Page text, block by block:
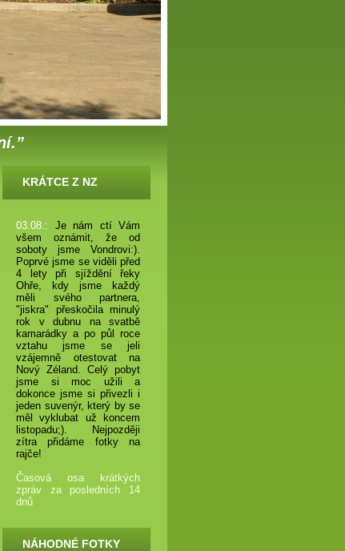
KRÁTCE Z NZ
03.08.: Je nám ctí Vám
všem oznámit, že od
soboty jsme Vondrovi:).
Poprvé jsme se viděli před
4 lety při sjíždění řeky
Ohře, kdy jsme každý
měli svého partnera,
"jiskra" přeskočila minulý
rok v dubnu na svatbě
kamarádky a po půl roce
vztahu jsme se jeli
vzájemně otestovat na
Nový Zéland. Celý pobyt
jsme si moc užili a
dokonce jsme si přivezli i
jeden suvenýr, který by se
měl vyklubat už koncem
listopadu;). Nejpozději
zítra přidáme fotky na
rajče!
Časová osa krátkých
zpráv za posledních 14
dnů
NÁHODNÉ FOTKY